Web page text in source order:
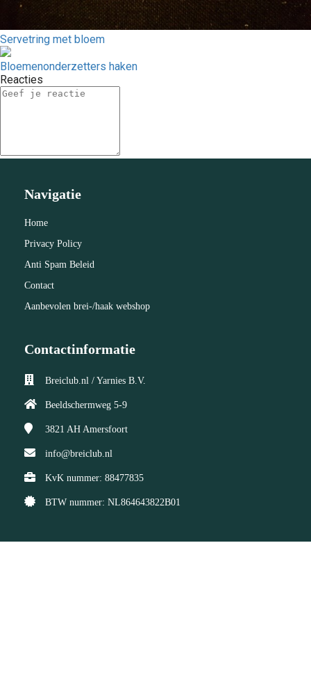
Servetring met bloem
Bloemenonderzetters haken
Reacties
Navigatie
Home
Privacy Policy
Anti Spam Beleid
Contact
Aanbevolen brei-/haak webshop
Contactinformatie
Breiclub.nl / Yarnies B.V.
Beeldschermweg 5-9
3821 AH Amersfoort
info@breiclub.nl
KvK nummer: 88477835
BTW nummer: NL864643822B01